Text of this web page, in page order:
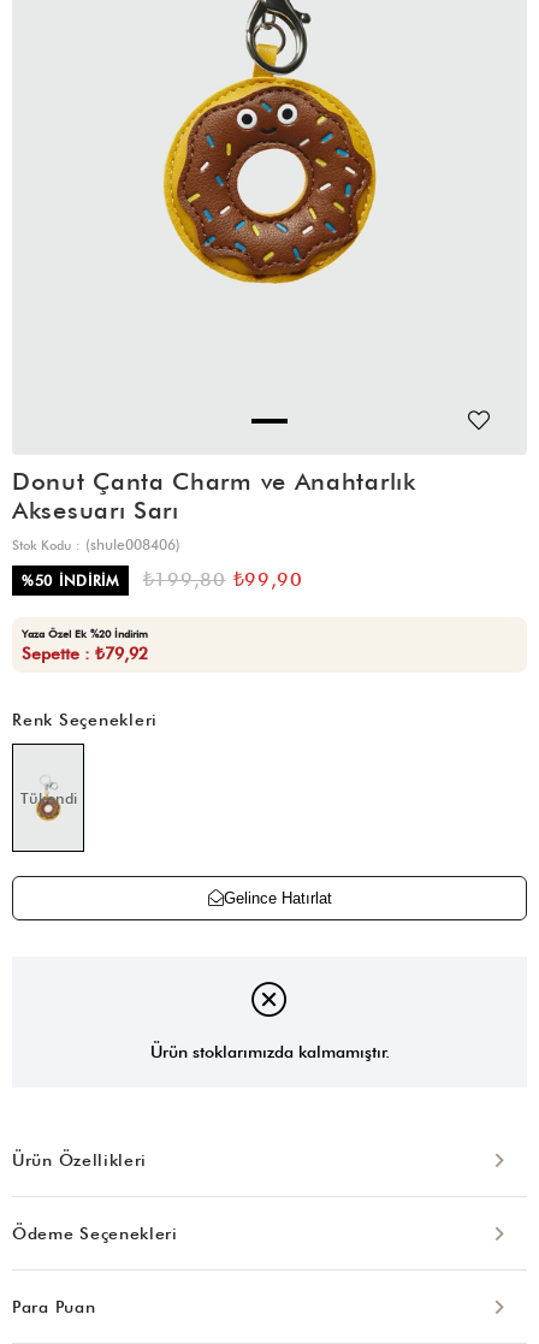
Donut Çanta Charm ve Anahtarlık
Aksesuarı Sarı
Stok Kodu
(shule008406)
%50 İNDIRIM ₺199,80 ₺99,90
Yaza Özel Ek %20 İndirim
Sepette : ₺79,92
Renk Seçenekleri
Tükendi
Gelince Hatırlat
Ürün stoklarımızda kalmamıştır.
Ürün Özellikleri
Ödeme Seçenekleri
Para Puan